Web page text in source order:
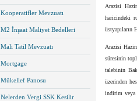
Kooperatifler Mevzuatı
M2 İnşaat Maliyet Bedelleri
Mali Tatil Mevzuatı
Mortgage
Mükellef Panosu
Nelerden Vergi SSK Kesilir
Arazisi
haricindeki
üstyapıların
Arazisi
süresinin
talebinin
üzerinden
indirim veya